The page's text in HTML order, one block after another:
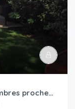
bail mobilité professionnels 4 chambres proche Martigues, 200 m de la mer